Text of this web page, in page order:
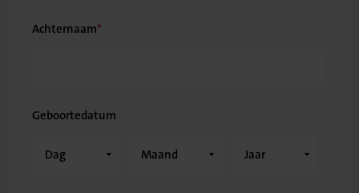
Achternaam
Geboortedatum